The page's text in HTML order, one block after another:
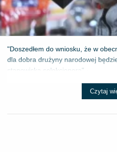
"Doszedłem do wniosku, że w
dla dobra drużyny narodowej
stanowiska selekcjonera" - ...
Czytaj